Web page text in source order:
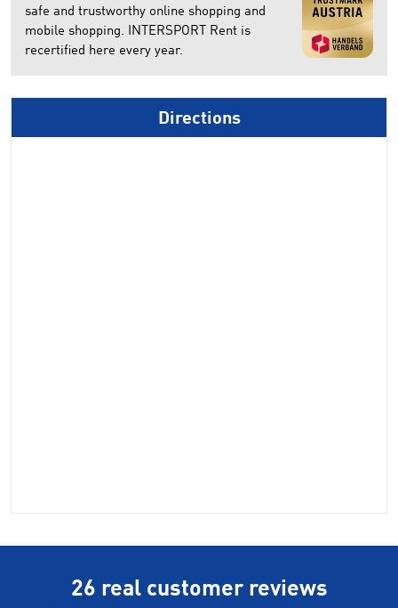
safe and trustworthy online shopping and
mobile shopping. INTERSPORT Rent is
recertified here every year.
Directions
26 real customer reviews